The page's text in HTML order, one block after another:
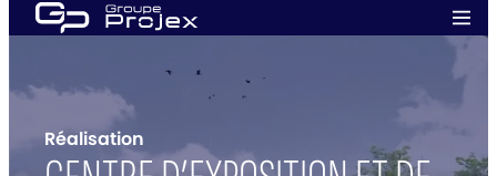
Aller
au
Réalisation